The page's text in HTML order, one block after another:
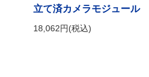
立て済カメラモジュール
18,062円(税込)